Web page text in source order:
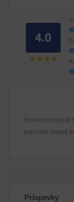
4.0
Pro tento inzerát
pomozte zlepšit
Príspevky